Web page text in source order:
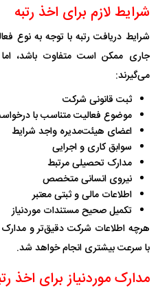
شرایط لازم برای اخذ رتبه
شرایط دریافت رتبه با توجه به نوع
جاری ممکن است متفاوت باشد، اما
می‌گیرند:
ثبت قانونی شرکت
موضوع فعالیت متناسب با
اعضای هیئت‌مدیره واجد شرایط
سوابق کاری و اجرایی
مدارک تحصیلی مرتبط
نیروی انسانی متخصص
اطلاعات مالی و ثبتی معتبر
تکمیل صحیح مستندات موردنیاز
هرچه اطلاعات شرکت دقیق‌تر و مدارک
با سرعت بیشتری انجام خواهد شد.
مدارک موردنیاز برای اخذ